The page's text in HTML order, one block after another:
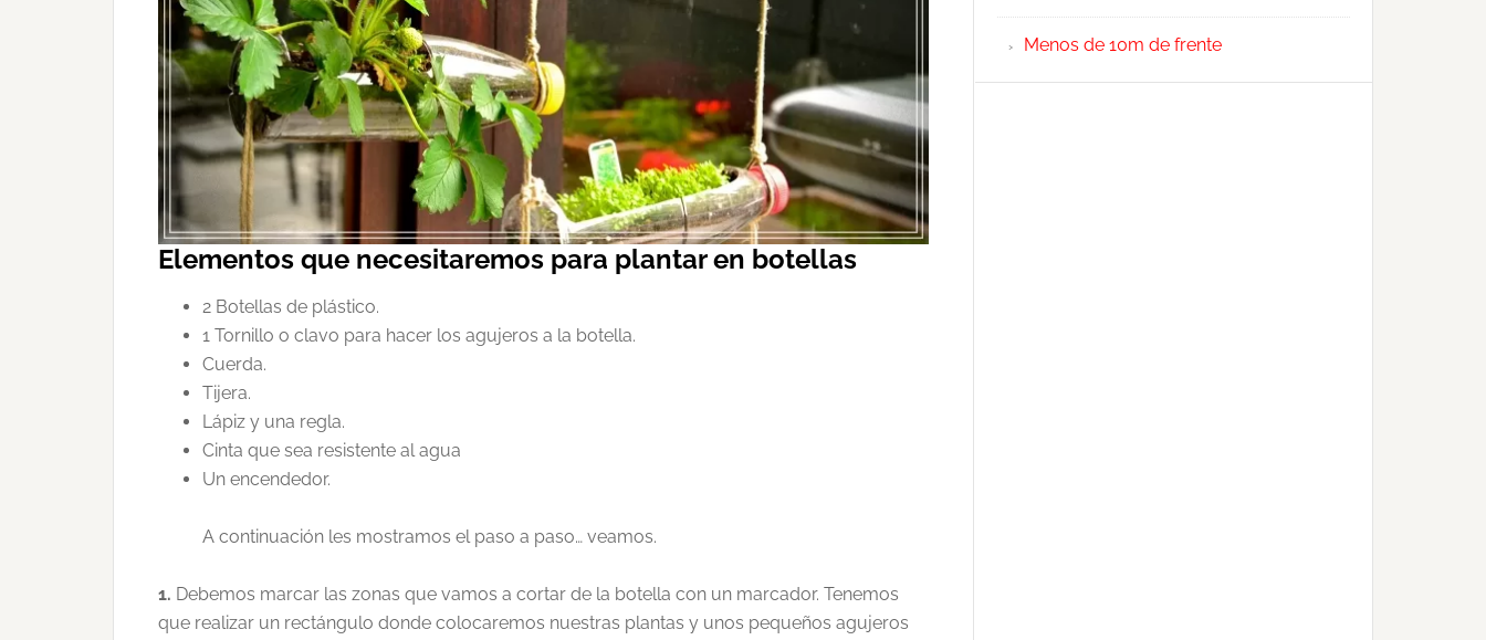
Elementos que necesitaremos para plantar en botellas
2 Botellas de plástico.
1 Tornillo o clavo para hacer los agujeros a la botella.
Cuerda.
Tijera.
Lápiz y una regla.
Cinta que sea resistente al agua
Un encendedor.
A continuación les mostramos el paso a paso… veamos.
1. Debemos marcar las zonas que vamos a cortar de la botella con un marcador. Tenemos
que realizar un rectángulo donde colocaremos nuestras plantas y unos pequeños agujeros
Menos de 10m de frente